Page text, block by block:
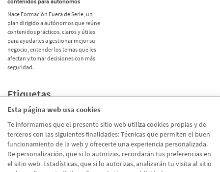
Esta página web usa cookies
Te informamos que el presente sitio web utiliza cookies propias y de
terceros con las siguientes finalidades: Técnicas que permiten el buen
funcionamiento de la web y ofrecerte una experiencia personalizada.
De personalización, que si lo autorizas, recordarán tus preferencias en
el sitio web. Estadísticas, que si lo autorizas, analizarán tu visita al sitio
contenidos para autónomos
Nace Formación Fuera de Serie, un
plan dirigido a autónomos que reúne
contenidos prácticos, claros y útiles
para ayudarles a gestionar mejor su
negocio, entender los temas que les
afectan y tomar decisiones con más
seguridad.
Etiquetas
Promociones
Corporativo(39)
Emprendedores (26)
Talento(20)